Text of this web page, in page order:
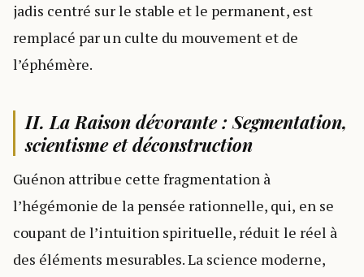
jadis centré sur le stable et le permanent, est
remplacé par un culte du mouvement et de
l’éphémère.
II. La Raison dévorante : Segmentation,
scientisme et déconstruction
Guénon attribue cette fragmentation à
l’hégémonie de la pensée rationnelle, qui, en se
coupant de l’intuition spirituelle, réduit le réel à
des éléments mesurables. La science moderne,